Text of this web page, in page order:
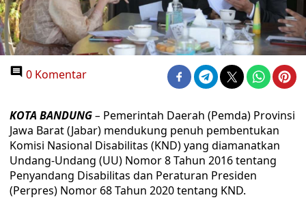
0 Komentar
KOTA BANDUNG– Pemerintah Daerah (Pemda) Provinsi
Jawa Barat (Jabar) mendukung penuh pembentukan
Komisi Nasional Disabilitas (KND) yang diamanatkan
Undang-Undang (UU) Nomor 8 Tahun 2016 tentang
Penyandang Disabilitas dan Peraturan Presiden
(Perpres) Nomor 68 Tahun 2020 tentang KND.